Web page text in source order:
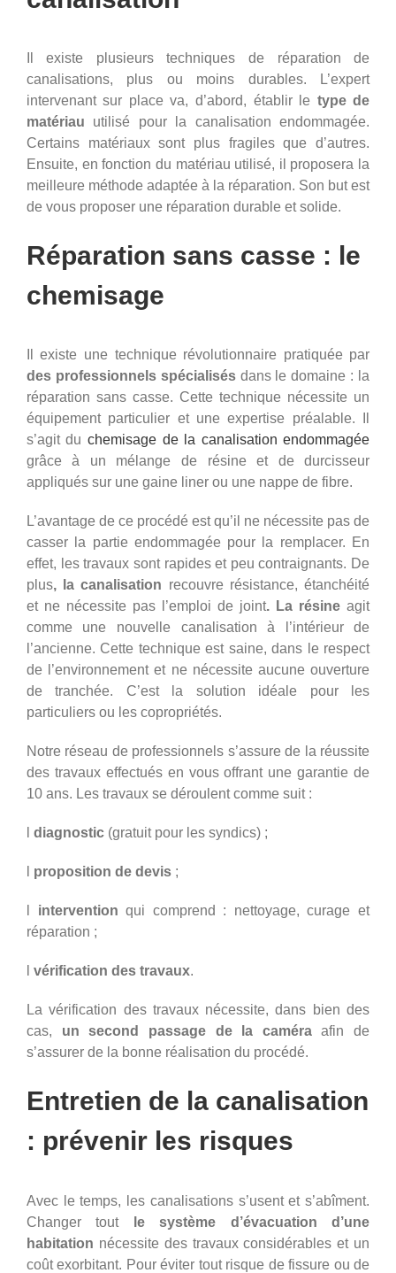
Il existe plusieurs techniques de réparation de
canalisations, plus ou moins durables. L’expert
intervenant sur place va, d’abord, établir le type de
matériau utilisé pour la canalisation endommagée.
Certains matériaux sont plus fragiles que d’autres.
Ensuite, en fonction du matériau utilisé, il proposera la
meilleure méthode adaptée à la réparation. Son but est
de vous proposer une réparation durable et solide.
Réparation sans casse : le
chemisage
Il existe une technique révolutionnaire pratiquée par
des professionnels spécialisésdans le domaine : la
réparation sans casse. Cette technique nécessite un
équipement particulier et une expertise préalable. Il
s’agit du chemisage de la canalisation endommagée
grâce à un mélange de résine et de durcisseur
appliqués sur une gaine liner ou une nappe de fibre.
L’avantage de ce procédé est qu’il ne nécessite pas de
casser la partie endommagée pour la remplacer. En
effet, les travaux sont rapides et peu contraignants. De
plus, la canalisation recouvre résistance, étanchéité
et ne nécessite pas l’emploi de joint. La résine agit
comme une nouvelle canalisation à l’intérieur de
l’ancienne. Cette technique est saine, dans le respect
de l’environnement et ne nécessite aucune ouverture
de tranchée. C’est la solution idéale pour les
particuliers ou les copropriétés.
Notre réseau de professionnels s’assure de la réussite
des travaux effectués en vous offrant une garantie de
10 ans. Les travaux se déroulent comme suit :
diagnostic(gratuit pour les syndics) ;
proposition de devis;
intervention qui comprend : nettoyage, curage et
réparation ;
vérification des travaux.
La vérification des travaux nécessite, dans bien des
cas, un second passage de la caméraafin de
s’assurer de la bonne réalisation du procédé.
Entretien de la canalisation
: prévenir les risques
Avec le temps, les canalisations s’usent et s’abîment.
Changer toutle système d’évacuation d’une
habitation nécessite des travaux considérables et un
coût exorbitant. Pour éviter tout risque de fissure ou de